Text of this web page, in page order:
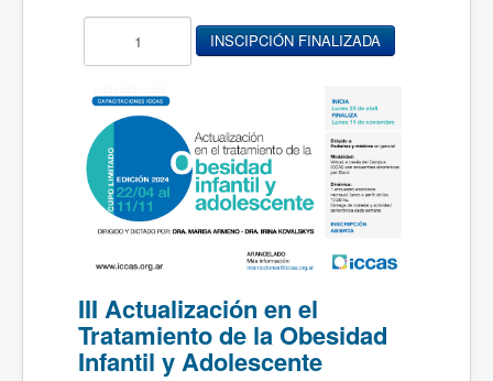
III Actualización en el
Tratamiento de la Obesidad
Infantil y Adolescente